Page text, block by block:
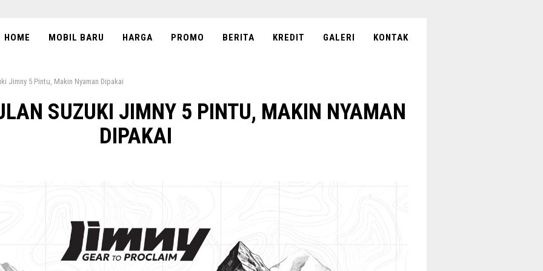
HOME MOBIL BARU HARGA PROMO BERITA KREDIT GALERI KONTAK
Jimny 5 Pintu, Makin Nyaman Dipakai
SUZUKI JIMNY 5 PINTU, MAKIN NYAMAN
DIPAKAI